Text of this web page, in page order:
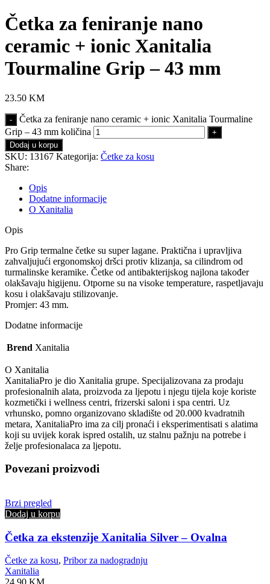
Četka za feniranje nano
ceramic + ionic Xanitalia
Tourmaline Grip – 43 mm
23.50 KM
Četka za feniranje nano ceramic + ionic Xanitalia Tourmaline
Grip – 43 mm količina
Dodaj u korpu
SKU: 13167 Kategorija: Četke za kosu
Share:
Opis
Dodatne informacije
O Xanitalia
Opis
Pro Grip termalne četke su super lagane. Praktična i upravljiva
zahvaljujući ergonomskoj dršci protiv klizanja, sa cilindrom od
turmalinske keramike. Četke od antibakterijskog najlona također
olakšavaju higijenu. Otporne su na visoke temperature, raspetljavaju
kosu i olakšavaju stilizovanje.
Promjer: 43 mm.
Dodatne informacije
Brend Xanitalia
O Xanitalia
XanitaliaPro je dio Xanitalia grupe. Specijalizovana za prodaju
profesionalnih alata, proizvoda za ljepotu i njegu tijela koje koriste
kozmetički i wellness centri, frizerski saloni i spa centri. Uz
vrhunsko, pomno organizovano skladište od 20.000 kvadratnih
metara, XanitaliaPro ima za cilj pronaći i eksperimentisati s alatima
koji su uvijek korak ispred ostalih, uz stalnu pažnju na potrebe i
želje profesionalaca za ljepotu.
Povezani proizvodi
Brzi pregled
Dodaj u korpu
Četka za ekstenzije Xanitalia Silver – Ovalna
Četke za kosu, Pribor za nadogradnju
Xanitalia